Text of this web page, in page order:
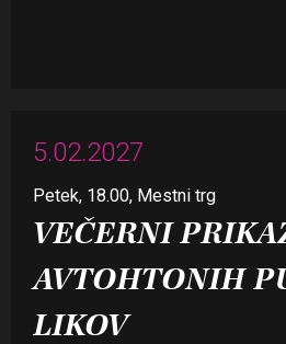
5.02.2027
Petek, 18.00, Mestni trg
VEČERNI
AVTOHTONIH
LIKOV